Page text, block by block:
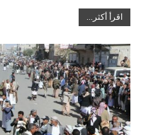
اقرأ أكثر...